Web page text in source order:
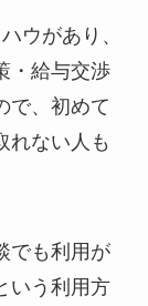
ウがあり、
・給与交渉
で、初めて
れない人も
でも利用が
いう利用方